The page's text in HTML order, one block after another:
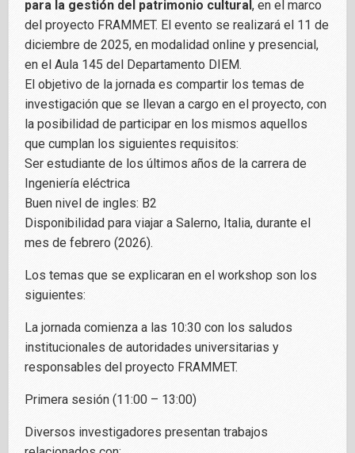
para la gestión del patrimonio cultural , en el marco
del proyecto FRAMMET. El evento se realizará el 11 de
diciembre de 2025, en modalidad online y presencial,
en el Aula 145 del Departamento DIEM.
El objetivo de la jornada es compartir los temas de
investigación que se llevan a cargo en el proyecto, con
la posibilidad de participar en los mismos aquellos
que cumplan los siguientes requisitos:
Ser estudiante de los últimos años de la carrera de
Ingeniería eléctrica
Buen nivel de ingles: B2
Disponibilidad para viajar a Salerno, Italia, durante el
mes de febrero (2026).
Los temas que se explicaran en el workshop son los
siguientes:
La jornada comienza a las 10:30 con los saludos
institucionales de autoridades universitarias y
responsables del proyecto FRAMMET.
Primera sesión (11:00 – 13:00)
Diversos investigadores presentan trabajos